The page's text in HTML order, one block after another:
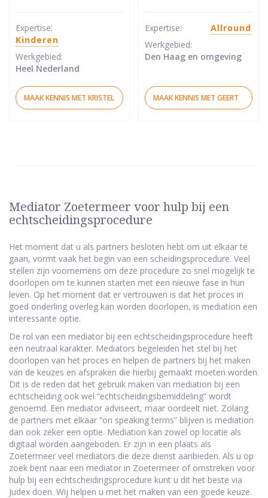
Expertise:
Kinderen
Werkgebied:
Heel Nederland
MAAK KENNIS MET KRISTEL
Expertise:
Allround
Werkgebied:
Den Haag en omgeving
MAAK KENNIS MET GEERT
Mediator Zoetermeer voor hulp bij een
echtscheidingsprocedure
Het moment dat u als partners besloten hebt om uit elkaar te
gaan, vormt vaak het begin van een scheidingsprocedure. Veel
stellen zijn voornemens om deze procedure zo snel mogelijk te
doorlopen om te kunnen starten met een nieuwe fase in hun
leven. Op het moment dat er vertrouwen is dat het proces in
goed onderling overleg kan worden doorlopen, is mediation een
interessante optie.
De rol van een mediator bij een echtscheidingsprocedure heeft
een neutraal karakter. Mediators begeleiden het stel bij het
doorlopen van het proces en helpen de partners bij het maken
van de keuzes en afspraken die hierbij gemaakt moeten worden.
Dit is de reden dat het gebruik maken van mediation bij een
echtscheiding ook wel “echtscheidingsbemiddeling” wordt
genoemd. Een mediator adviseert, maar oordeelt niet. Zolang
de partners met elkaar “on speaking terms” blijven is mediation
dan ook zeker een optie. Mediation kan zowel op locatie als
digitaal worden aangeboden. Er zijn in een plaats als
Zoetermeer veel mediators die deze dienst aanbieden. Als u op
zoek bent naar een mediator in Zoetermeer of omstreken voor
hulp bij een echtscheidingsprocedure kunt u dit het beste via
Judex doen. Wij helpen u met het maken van een goede keuze.